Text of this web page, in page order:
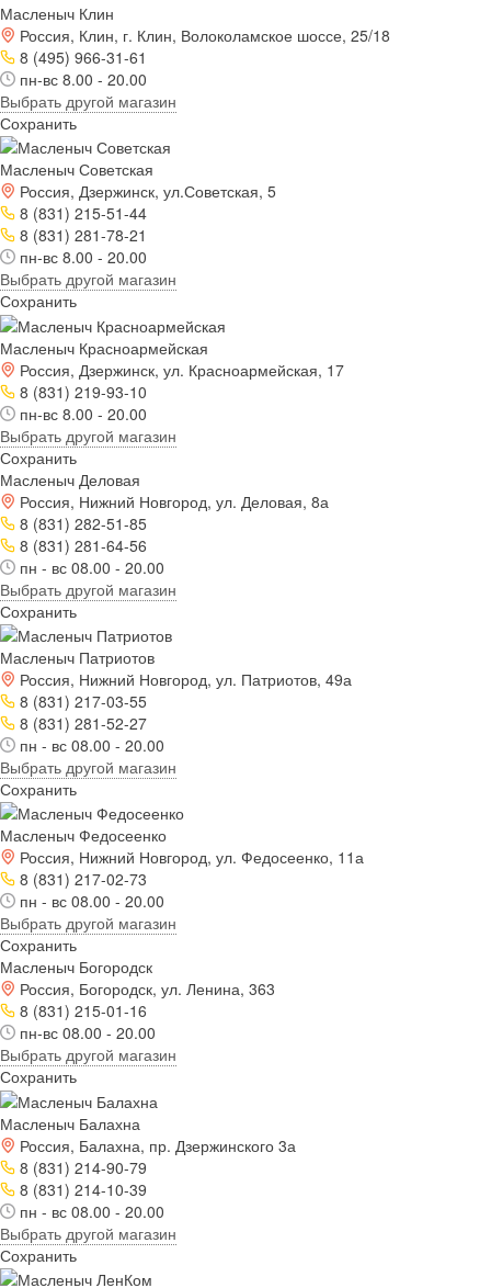
Масленыч Клин
Россия, Клин, г. Клин, Волоколамское шоссе, 25/18
8 (495) 966-31-61
пн-вс 8.00 - 20.00
Выбрать другой магазин
Сохранить
Масленыч Советская
Россия, Дзержинск, ул.Советская, 5
8 (831) 215-51-44
8 (831) 281-78-21
пн-вс 8.00 - 20.00
Выбрать другой магазин
Сохранить
Масленыч Красноармейская
Россия, Дзержинск, ул. Красноармейская, 17
8 (831) 219-93-10
пн-вс 8.00 - 20.00
Выбрать другой магазин
Сохранить
Масленыч Деловая
Россия, Нижний Новгород, ул. Деловая, 8а
8 (831) 282-51-85
8 (831) 281-64-56
пн - вс 08.00 - 20.00
Выбрать другой магазин
Сохранить
Масленыч Патриотов
Россия, Нижний Новгород, ул. Патриотов, 49а
8 (831) 217-03-55
8 (831) 281-52-27
пн - вс 08.00 - 20.00
Выбрать другой магазин
Сохранить
Масленыч Федосеенко
Россия, Нижний Новгород, ул. Федосеенко, 11а
8 (831) 217-02-73
пн - вс 08.00 - 20.00
Выбрать другой магазин
Сохранить
Масленыч Богородск
Россия, Богородск, ул. Ленина, 363
8 (831) 215-01-16
пн-вс 08.00 - 20.00
Выбрать другой магазин
Сохранить
Масленыч Балахна
Россия, Балахна, пр. Дзержинского 3а
8 (831) 214-90-79
8 (831) 214-10-39
пн - вс 08.00 - 20.00
Выбрать другой магазин
Сохранить